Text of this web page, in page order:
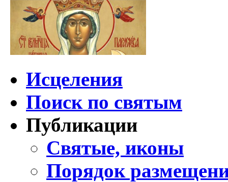
Исцеления
Поиск по святым
Публикации
Святые, иконы
Порядок